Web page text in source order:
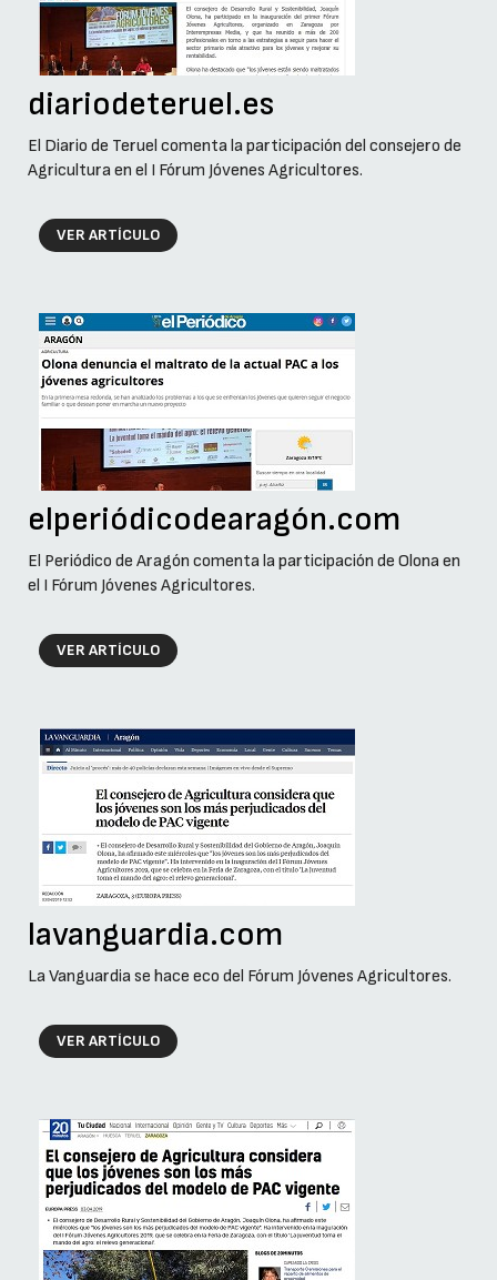
diariodeteruel.es
El Diario de Teruel comenta la participación del consejero de
Agricultura en el I Fórum Jóvenes Agricultores.
VER ARTÍCULO
elperiódicodearagón.com
El Periódico de Aragón comenta la participación de Olona en
el I Fórum Jóvenes Agricultores.
VER ARTÍCULO
lavanguardia.com
La Vanguardia se hace eco del Fórum Jóvenes Agricultores.
VER ARTÍCULO